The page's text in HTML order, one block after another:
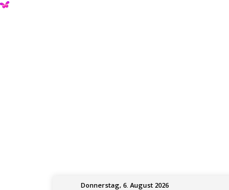
Donnerstag, 6. August 2026